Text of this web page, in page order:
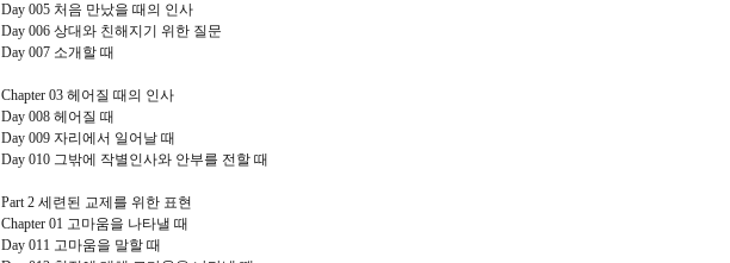
Day 005 처음 만났을 때의 인사
Day 006 상대와 친해지기 위한 질문
Day 007 소개할 때
Chapter 03 헤어질 때의 인사
Day 008 헤어질 때
Day 009 자리에서 일어날 때
Day 010 그밖에 작별인사와 안부를 전할 때
Part 2 세련된 교제를 위한 표현
Chapter 01 고마움을 나타낼 때
Day 011 고마움을 말할 때